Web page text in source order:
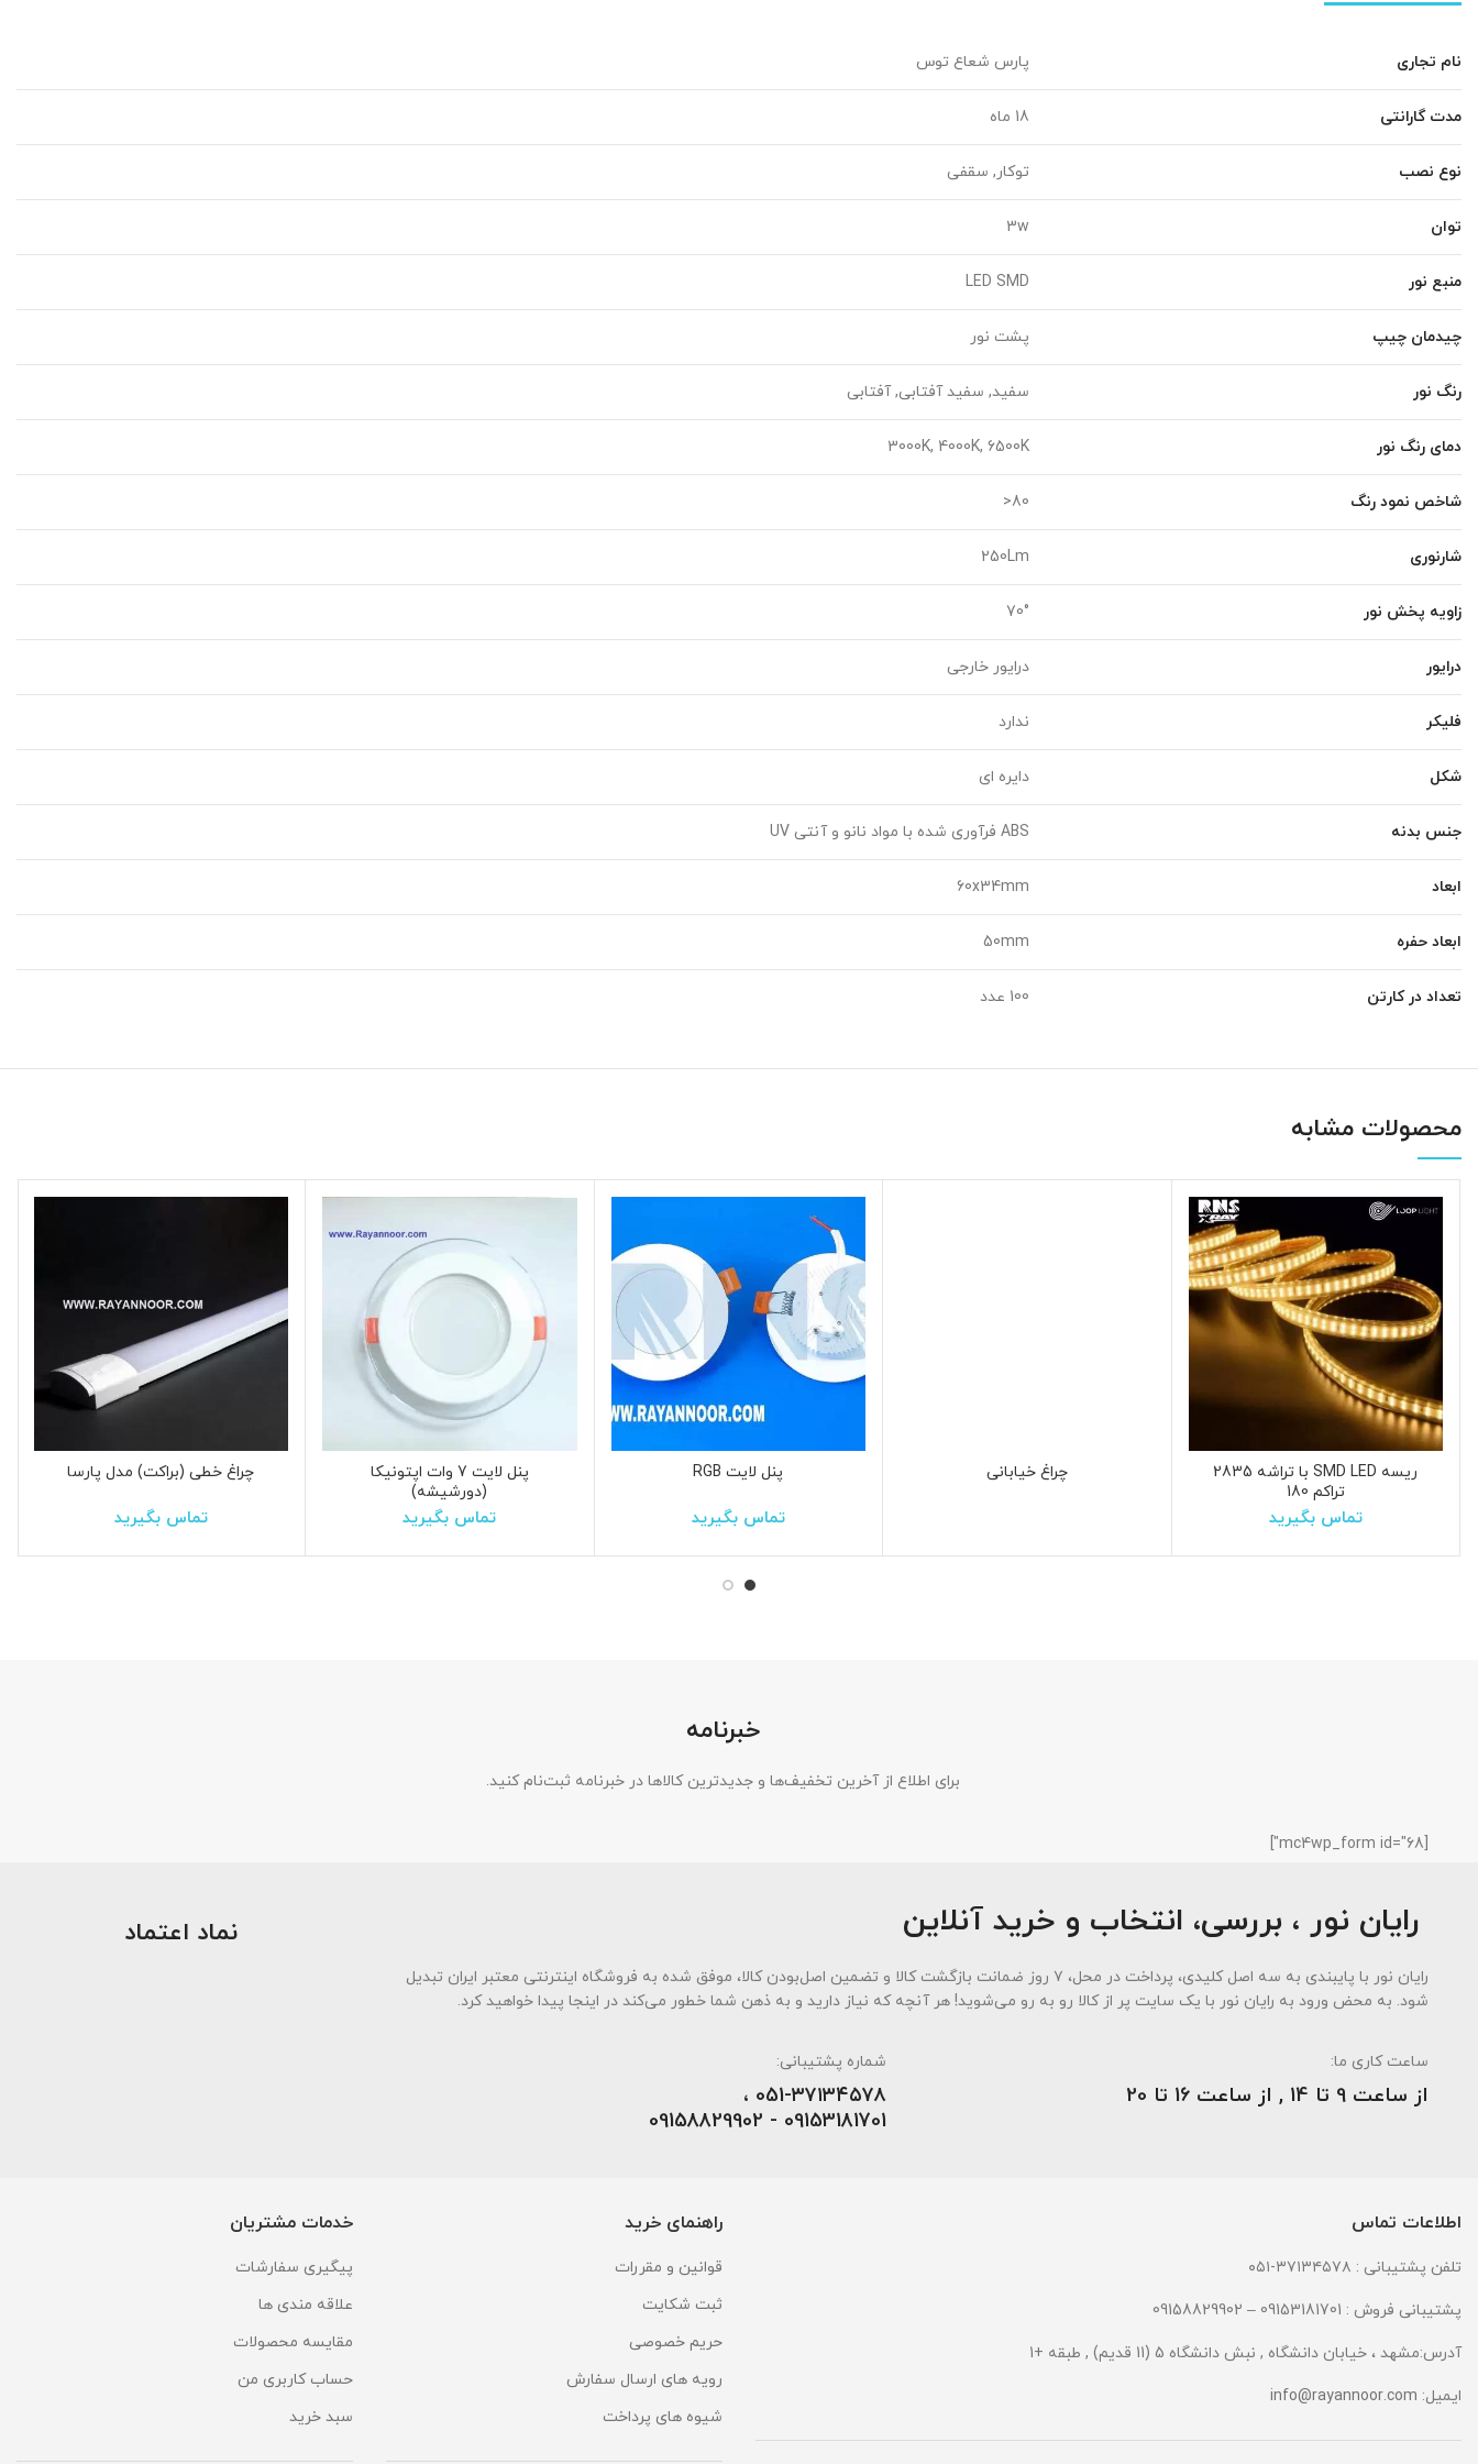
نام تجاری پارس شعاع توس
مدت گارانتی 18 ماه
نوع نصب توکار, سقفی
توان 3w
منبع نور LED SMD
چیدمان چیپ پشت نور
رنگ نور سفید, سفید آفتابی, آفتابی
دمای رنگ نور 3000K, 4000K, 6500K
شاخص نمود رنگ 80<
شارنوری 250Lm
زاویه پخش نور 70°
درایور درایور خارجی
فلیکر ندارد
شکل دایره ای
جنس بدنه ABS فرآوری شده با مواد نانو و آنتی UV
ابعاد 60x34mm
ابعاد حفره 50mm
تعداد در کارتن 100 عدد
محصولات مشابه
ریسه SMD LED با تراشه 2835
تراکم 180
تماس بگیرید
چراغ خیابانی پنل لایت RGB
تماس بگیرید
پنل لایت 7 وات اپتونیکا
(دورشیشه)
تماس بگیرید
چراغ خطی (براکت) مدل پارسا
تماس بگیرید
خبرنامه
برای اطلاع از آخرین تخفیف‌ها و جدیدترین کالاها در خبرنامه ثبت‌نام کنید.
نماد اعتماد رایان نور ، بررسی، انتخاب و خرید آنلاین
رایان نور با پایبندی به سه اصل کلیدی، پرداخت در محل، ۷ روز ضمانت بازگشت کالا و تضمین اصل‌بودن کالا، موفق شده به فروشگاه اینترنتی معتبر ایران تبدیل
شود. به محض ورود به رایان نور با یک سایت پر از کالا رو به رو می‌شوید! هر آنچه که نیاز دارید و به ذهن شما خطور می‌کند در اینجا پیدا خواهید کرد.
شماره پشتیبانی:
051-۳۷۱۳۴۵۷۸ ،
09153181701 - 09158829902
ساعت کاری ما:
از ساعت 9 تا 14 , از ساعت 16 تا 20
اطلاعات تماس
تلفن پشتیبانی : ۳۷۱۳۴۵۷۸-۰۵۱
پشتیبانی فروش : 09153181701 – 09158829902
آدرس:مشهد ، خیابان دانشگاه , نبش دانشگاه 5 (11 قدیم) , طبقه +1
ایمیل: info@rayannoor.com
راهنمای خرید
قوانین و مقررات
ثبت شکایت
حریم خصوصی
رویه های ارسال سفارش
شیوه های پرداخت
خدمات مشتریان
پیگیری سفارشات
علاقه مندی ها
مقایسه محصولات
حساب کاربری من
سبد خرید